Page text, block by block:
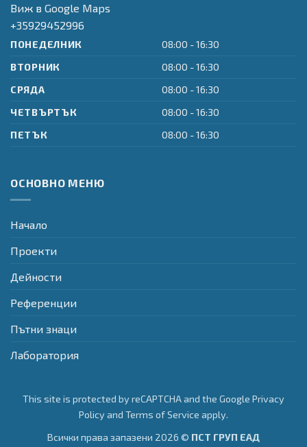
Виж в Google Maps
+35929452996
ПОНЕДЕЛНИК
08:00 - 16:30
ВТОРНИК
08:00 - 16:30
СРЯДА
08:00 - 16:30
ЧЕТВЪРТЪК
08:00 - 16:30
ПЕТЪК
08:00 - 16:30
ОСНОВНО МЕНЮ
Начало
Проекти
Дейности
Референции
Пътни знаци
Лаборатория
This site is protected by reCAPTCHA and the Google Privacy
Policyand Terms of Service apply.
Всички права запазени 2026 © ПСТ ГРУП ЕАД